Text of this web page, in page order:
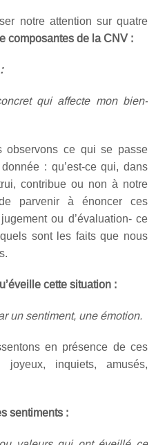
notre attention sur quatre
composantes de la CNV :
:
qui affecte mon bien-
observons ce qui se passe
: qu’est-ce qui, dans
contribue ou non à notre
parvenir à énoncer ces
ou d’évaluation- ce
sont les faits que nous
cette situation :
un sentiment, une émotion.
en présence de ces
joyeux, inquiets, amusés,
sentiments :